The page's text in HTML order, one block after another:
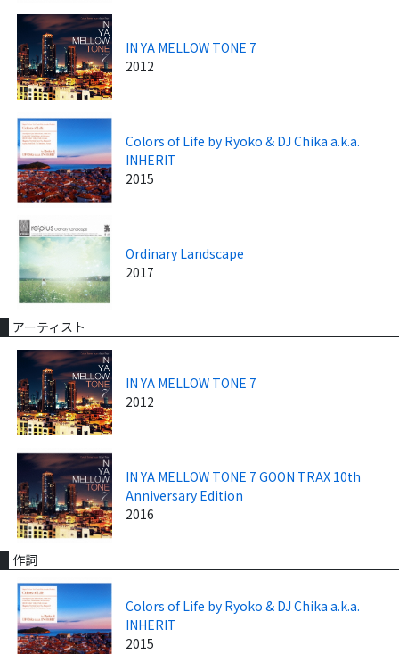
IN YA MELLOW TONE 7
2012
Colors of Life by Ryoko & DJ Chika a.k.a.
INHERIT
2015
Ordinary Landscape
2017
アーティスト
IN YA MELLOW TONE 7
2012
IN YA MELLOW TONE 7 GOON TRAX 10th
Anniversary Edition
2016
作詞
Colors of Life by Ryoko & DJ Chika a.k.a.
INHERIT
2015